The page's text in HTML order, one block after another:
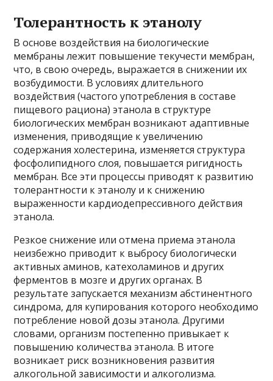
Толерантность к этанолу
В основе воздействия на биологические
мембраны лежит повышение текучести мембран,
что, в свою очередь, выражается в снижении их
возбудимости. В условиях длительного
воздействия (частого употребления в составе
пищевого рациона) этанола в структуре
биологических мембран возникают адаптивные
изменения, приводящие к увеличению
содержания холестерина, изменяется структура
фосфолипидного слоя, повышается ригидность
мембран. Все эти процессы приводят к развитию
толерантности к этанолу и к снижению
выраженности кардиодепрессивного действия
этанола.
Резкое снижение или отмена приема этанола
неизбежно приводит к выбросу биологически
активных аминов, катехоламинов и других
ферментов в мозге и других органах. В
результате запускается механизм абстинентного
синдрома, для купирования которого необходимо
потребление новой дозы этанола. Другими
словами, организм постепенно привыкает к
повышению количества этанола. В итоге
возникает риск возникновения развития
алкогольной зависимости и алкоголизма.